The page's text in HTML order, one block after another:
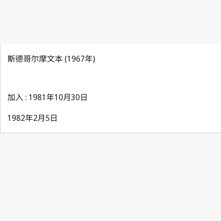
斯德哥尔摩文本 (1967年)
加入 : 1981年10月30日
1982年2月5日